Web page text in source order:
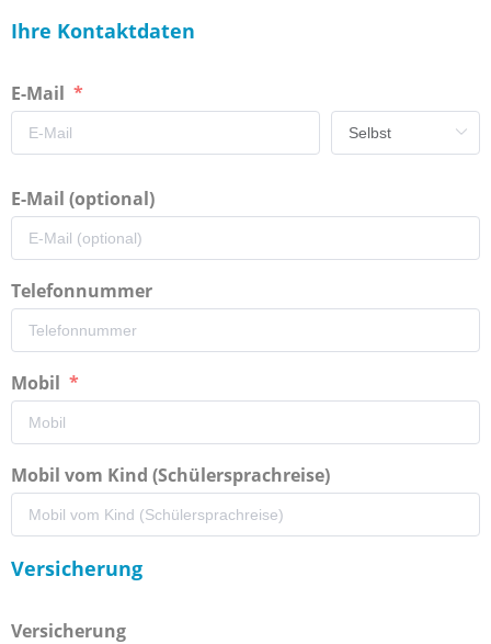
Ihre Kontaktdaten
E-Mail
E-Mail (optional)
Telefonnummer
Mobil
Mobil vom Kind (Schülersprachreise)
Versicherung
Versicherung